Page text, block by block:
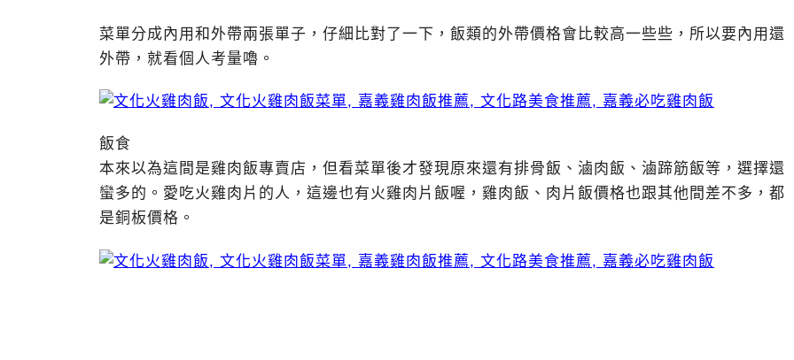
菜單分成內用和外帶兩張單子，仔細比對了一下，飯類的外帶價格會比較高一些些，所以要內用還
外帶，就看個人考量嚕。
飯食
本來以為這間是雞肉飯專賣店，但看菜單後才發現原來還有排骨飯、滷肉飯、滷蹄筋飯等，選擇還
蠻多的。愛吃火雞肉片的人，這邊也有火雞肉片飯喔，雞肉飯、肉片飯價格也跟其他間差不多，都
是銅板價格。